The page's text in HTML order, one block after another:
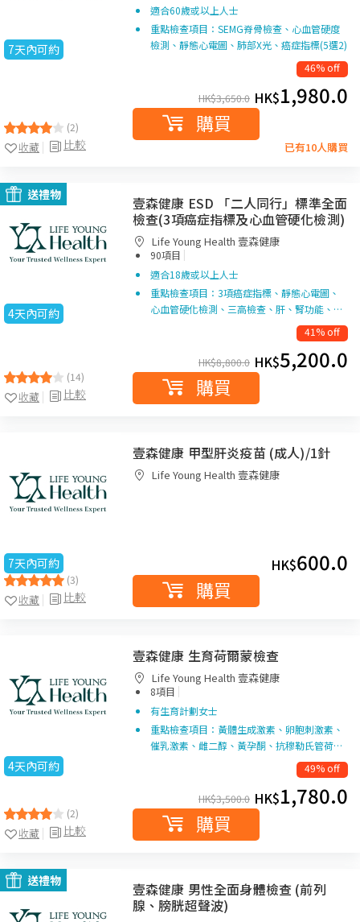
7天內可約
(2)
比較
收藏
適合60歲或以上人士
重點檢查項目：SEMG脊骨檢查、心血管硬度
檢測、靜態心電圖、肺部X光、癌症指標(5選2)
46% off
HK$3,650.0 HK$1,980.0
購買
已有10人購買
送禮物
4天內可約
(14)
比較
收藏
壹森健康 ESD 「二人同行」標準全面
檢查(3項癌症指標及心血管硬化檢測)
Life Young Health 壹森健康
90項目 |
適合18歲或以上人士
重點檢查項目：3項癌症指標、靜態心電圖、
心血管硬化檢測、三高檢查、肝、腎功能、…
41% off
HK$8,800.0 HK$5,200.0
購買
7天內可約
(3)
比較
收藏
壹森健康 甲型肝炎疫苗 (成人)/1針
Life Young Health 壹森健康
HK$600.0
購買
4天內可約
(2)
比較
收藏
壹森健康 生育荷爾蒙檢查
Life Young Health 壹森健康
8項目 |
有生育計劃女士
重點檢查項目：黃體生成激素、卵胞刺激素、
催乳激素、雌二醇、黃孕酮、抗穆勒氏管荷…
49% off
HK$3,500.0 HK$1,780.0
購買
送禮物
壹森健康 男性全面身體檢查 (前列
腺、膀胱超聲波)